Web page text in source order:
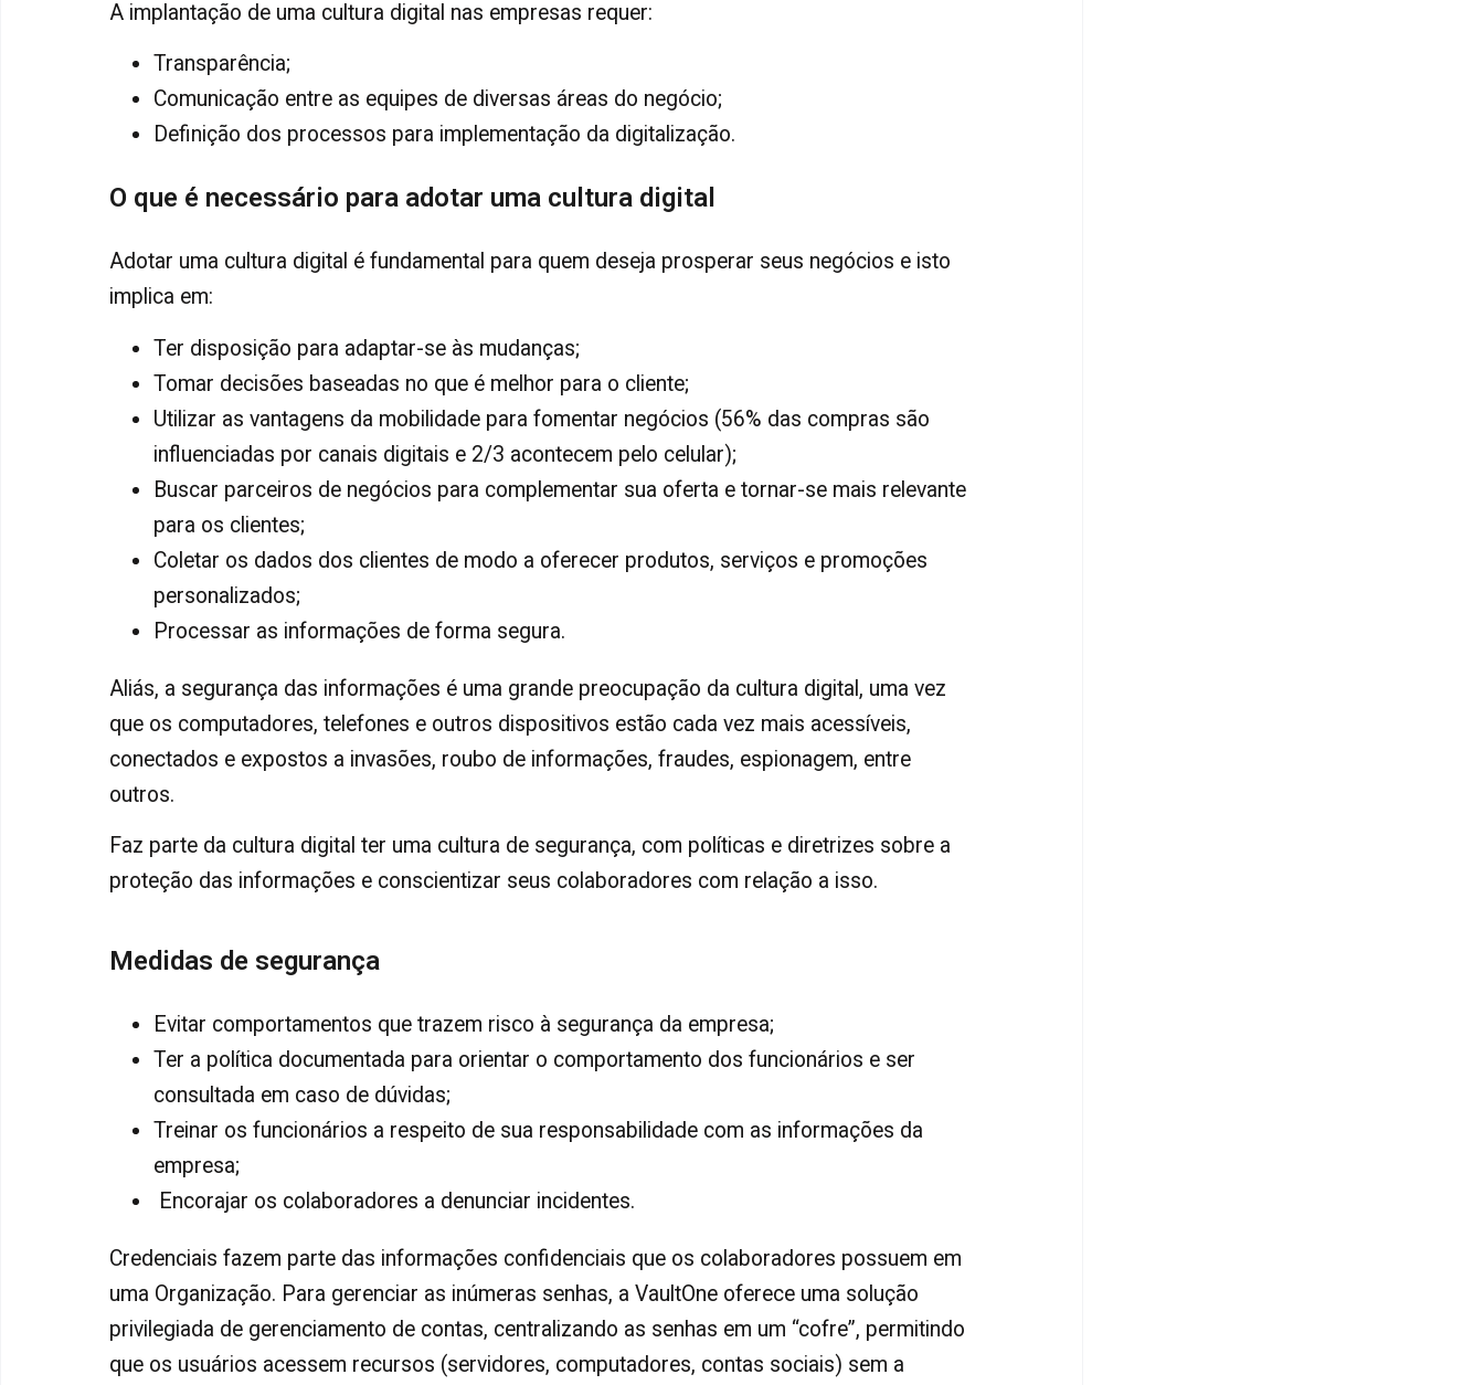
A implantação de uma cultura digital nas empresas requer:
Transparência;
Comunicação entre as equipes de diversas áreas do negócio;
Definição dos processos para implementação da digitalização.
O que é necessário para adotar uma cultura digital
Adotar uma cultura digital é fundamental para quem deseja prosperar seus negócios e isto
implica em:
Ter disposição para adaptar-se às mudanças;
Tomar decisões baseadas no que é melhor para o cliente;
Utilizar as vantagens da mobilidade para fomentar negócios (56% das compras são
influenciadas por canais digitais e 2/3 acontecem pelo celular);
Buscar parceiros de negócios para complementar sua oferta e tornar-se mais relevante
para os clientes;
Coletar os dados dos clientes de modo a oferecer produtos, serviços e promoções
personalizados;
Processar as informações de forma segura.
Aliás, a segurança das informações é uma grande preocupação da cultura digital, uma vez
que os computadores, telefones e outros dispositivos estão cada vez mais acessíveis,
conectados e expostos a invasões, roubo de informações, fraudes, espionagem, entre
outros.
Faz parte da cultura digital ter uma cultura de segurança, com políticas e diretrizes sobre a
proteção das informações e conscientizar seus colaboradores com relação a isso.
Medidas de segurança
Evitar comportamentos que trazem risco à segurança da empresa;
Ter a política documentada para orientar o comportamento dos funcionários e ser
consultada em caso de dúvidas;
Treinar os funcionários a respeito de sua responsabilidade com as informações da
empresa;
Encorajar os colaboradores a denunciar incidentes.
Credenciais fazem parte das informações confidenciais que os colaboradores possuem em
uma Organização. Para gerenciar as inúmeras senhas, a VaultOne oferece uma solução
privilegiada de gerenciamento de contas, centralizando as senhas em um “cofre”, permitindo
que os usuários acessem recursos (servidores, computadores, contas sociais) sem a